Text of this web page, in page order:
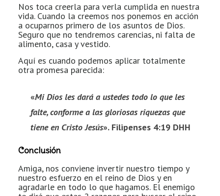
Nos toca creerla para verla cumplida en nuestra
vida. Cuando la creemos nos ponemos en acción
a ocuparnos primero de los asuntos de Dios.
Seguro que no tendremos carencias, ni falta de
alimento, casa y vestido.
Aquí es cuando podemos aplicar totalmente
otra promesa parecida:
«Mi Dios les dará a ustedes todo lo que les
falte, conforme a las gloriosas riquezas que
tiene en Cristo Jesús». Filipenses 4:19 DHH
Conclusión
Amiga, nos conviene invertir nuestro tiempo y
nuestro esfuerzo en el reino de Dios y en
agradarle en todo lo que hagamos. El enemigo